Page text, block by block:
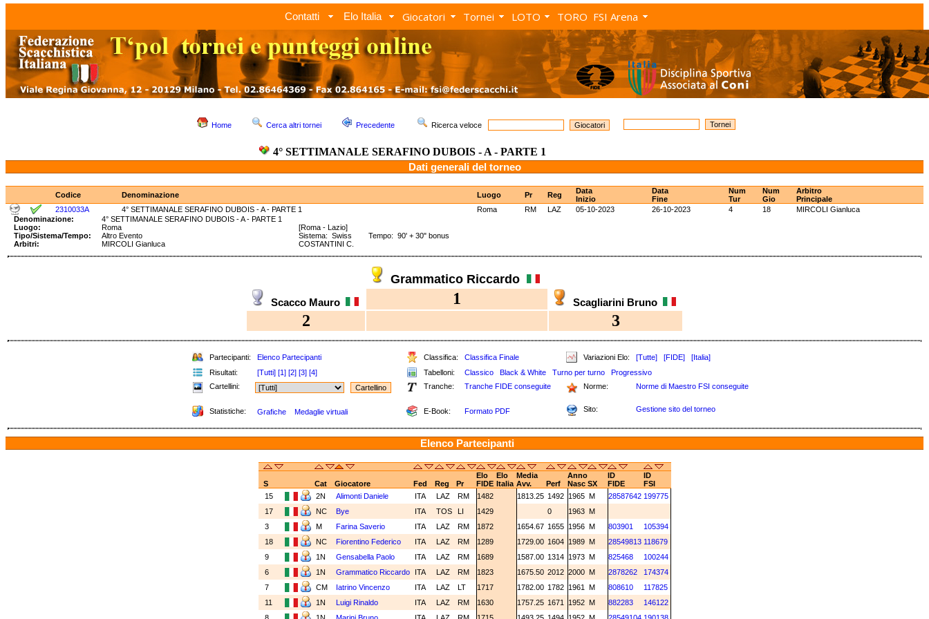
Contatti Elo Italia Giocatori Tornei LOTO TORO FSI Arena
Home Cerca altri tornei Precedente Ricerca veloce
4° SETTIMANALE SERAFINO DUBOIS - A - PARTE 1
Dati generali del torneo
Codice Denominazione Luogo Pr Reg
Data
Inizio
Data
Fine
Num
Tur
Num
Gio
Arbitro
Principale
2310033A
4° SETTIMANALE SERAFINO DUBOIS - A - PARTE 1 Roma RM LAZ 05-10-2023 26-10-2023 4 18
MIRCOLI Gianluca
Denominazione:
4° SETTIMANALE SERAFINO DUBOIS - A - PARTE 1
Luogo:
Roma
[Roma - Lazio]
Tipo/Sistema/Tempo:
Altro Evento
Sistema: Swiss Tempo: 90' + 30" bonus
Arbitri:
MIRCOLI Gianluca COSTANTINI C.
Grammatico Riccardo
Scacco Mauro 1 Scagliarini Bruno
2 3
Partecipanti: Elenco Partecipanti Classifica: Classifica Finale Variazioni Elo: [Tutte] [FIDE]
[Italia]
Risultati:
[Tutti] [1] [2] [3] [4] Tabelloni: Classico Black & White Turno per turno
Progressivo
Cartellini:
Tranche: Tranche FIDE conseguite Norme: Norme di Maestro FSI conseguite
Statistiche: Grafiche Medaglie virtuali E-Book: Formato PDF Sito: Gestione sito del torneo
Elenco Partecipanti
Elo Elo Media Anno ID
ID
S
Cat Giocatore Fed Reg Pr FIDE Italia Avv. Perf Nasc SX FIDE
FSI
15
2N Alimonti Daniele ITA LAZ RM 1482 1813.25 1492 1965 M 28587642 199775
17
NC Bye ITA TOS LI 1429 0 1963 M
3
M Farina Saverio ITA LAZ RM 1872 1654.67 1655 1956 M 803901
105394
18
NC Fiorentino Federico ITA LAZ RM 1289 1729.00 1604 1989 M 28549813 118679
9
1N Gensabella Paolo ITA LAZ RM 1689 1587.00 1314 1973 M 825468
100244
6
1N Grammatico Riccardo ITA LAZ RM 1823 1675.50 2012 2000 M 2878262
174374
7
CM Iatrino Vincenzo ITA LAZ LT 1717 1782.00 1782 1961 M 808610
117825
11
1N Luigi Rinaldo ITA LAZ RM 1630 1757.25 1671 1952 M 882283
146122